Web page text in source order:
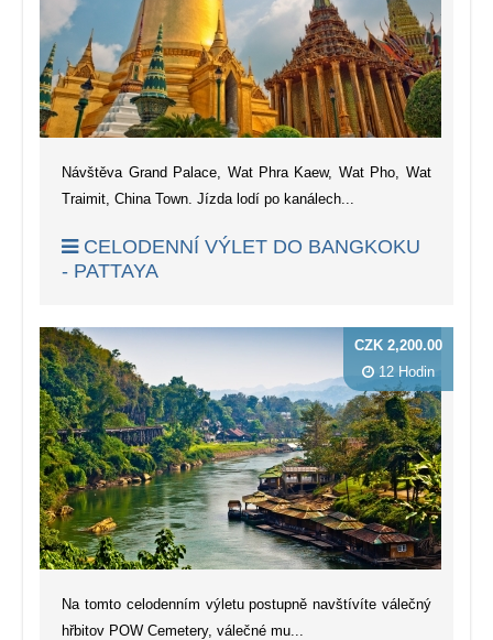
Návštěva Grand Palace, Wat Phra Kaew, Wat Pho, Wat
Traimit, China Town. Jízda lodí po kanálech...
CELODENNÍ VÝLET DO BANGKOKU
- PATTAYA
Na tomto celodenním výletu postupně navštívíte válečný
hřbitov POW Cemetery, válečné mu...
CZK 2,200.00
12 Hodin